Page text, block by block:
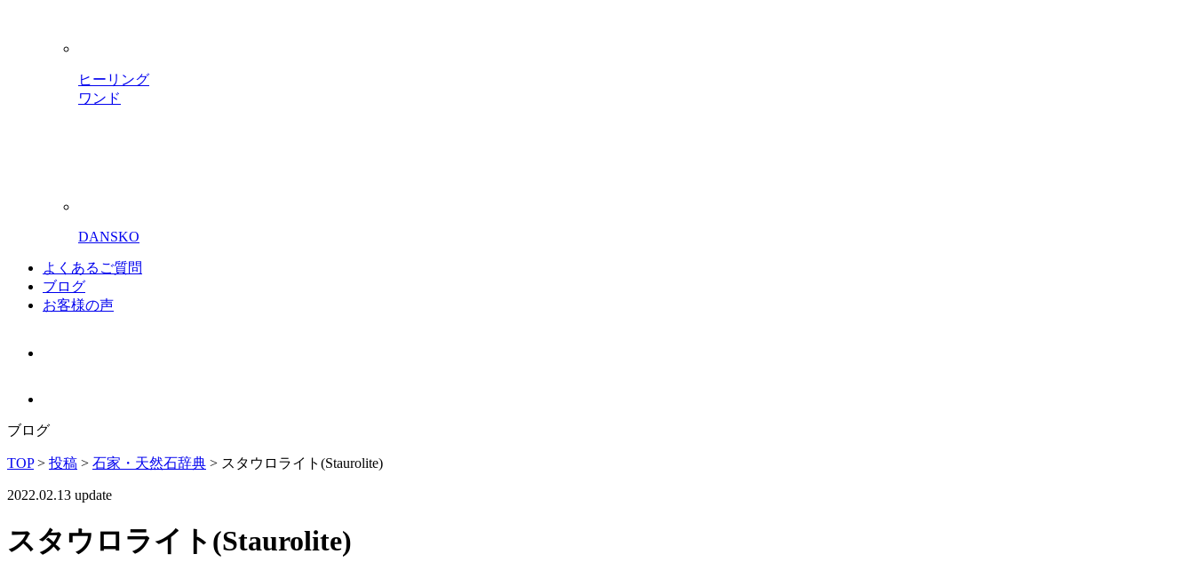
ヒーリング
ワンド
DANSKO
よくあるご質問
ブログ
お客様の声
ブログ
TOP> 投稿 > 石家・天然石辞典 > スタウロライト(Staurolite)
2022.02.13 update
スタウロライト(Staurolite)